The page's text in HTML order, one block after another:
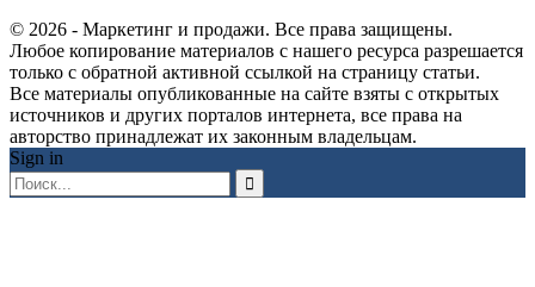
© 2026 - Маркетинг и продажи. Все права защищены.
Любое копирование материалов с нашего ресурса разрешается
только с обратной активной ссылкой на страницу статьи.
Все материалы опубликованные на сайте взяты с открытых
источников и других порталов интернета, все права на
авторство принадлежат их законным владельцам.
Sign in